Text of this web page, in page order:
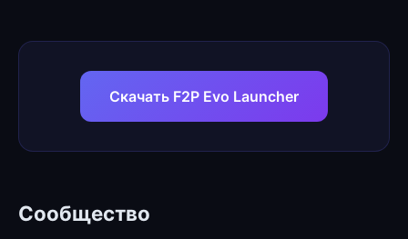
Скачать F2P Evo Launcher
Сообщество